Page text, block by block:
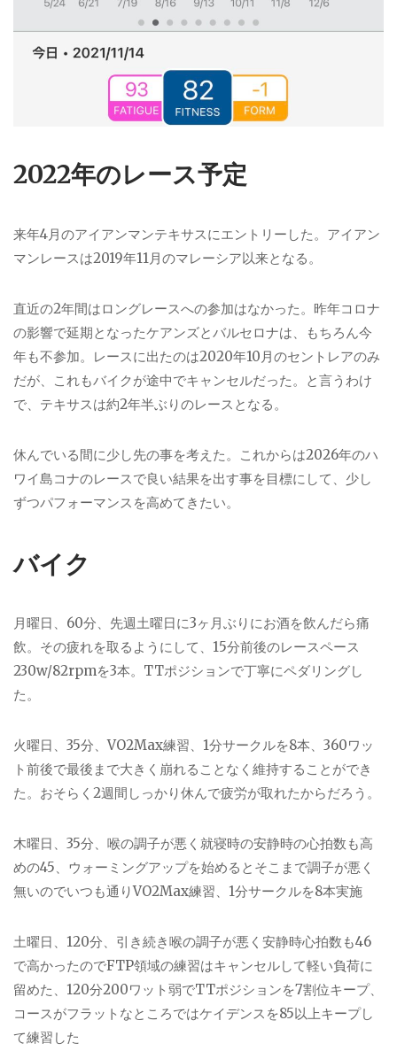
2022年のレース予定
来年4月のアイアンマンテキサスにエントリーした。アイアン
マンレースは2019年11月のマレーシア以来となる。
直近の2年間はロングレースへの参加はなかった。昨年コロナ
の影響で延期となったケアンズとバルセロナは、もちろん今
年も不参加。レースに出たのは2020年10月のセントレアのみ
だが、これもバイクが途中でキャンセルだった。と言うわけ
で、テキサスは約2年半ぶりのレースとなる。
休んでいる間に少し先の事を考えた。これからは2026年のハ
ワイ島コナのレースで良い結果を出す事を目標にして、少し
ずつパフォーマンスを高めてきたい。
バイク
月曜日、60分、先週土曜日に3ヶ月ぶりにお酒を飲んだら痛
飲。その疲れを取るようにして、15分前後のレースペース
230w/82rpmを3本。TTポジションで丁寧にペダリングし
た。
火曜日、35分、VO2Max練習、1分サークルを8本、360ワッ
ト前後で最後まで大きく崩れることなく維持することができ
た。おそらく2週間しっかり休んで疲労が取れたからだろう。
木曜日、35分、喉の調子が悪く就寝時の安静時の心拍数も高
めの45、ウォーミングアップを始めるとそこまで調子が悪く
無いのでいつも通りVO2Max練習、1分サークルを8本実施
土曜日、120分、引き続き喉の調子が悪く安静時心拍数も46
で高かったのでFTP領域の練習はキャンセルして軽い負荷に
留めた、120分200ワット弱でTTポジションを7割位キープ、
コースがフラットなところではケイデンスを85以上キープし
て練習した